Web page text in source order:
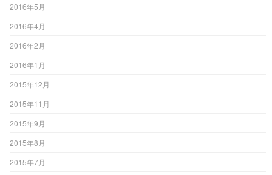
2016年5月
2016年4月
2016年2月
2016年1月
2015年12月
2015年11月
2015年9月
2015年8月
2015年7月